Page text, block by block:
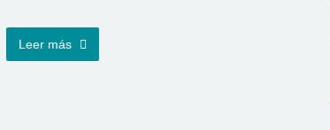
Leer más